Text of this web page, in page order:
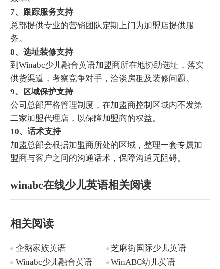
7、跟踪服务支持
总部提供专业的营销团队定期上门为加盟店提供服
务。
8、选址装修支持
到Winabc少儿融合英语加盟商所在地协助选址，落实
供货渠道，考察竞争对手，洽谈房租及装修问题。
9、区域保护支持
公司总部严格管理制度，在加盟商控制区域内不发第
二家加盟代理店，以保障加盟商的权益。
10、话术支持
加盟总部会根据加盟商所处的区域，整理一套专属加
盟商与客户之间的沟通话术，保障沟通无阻碍。
winabc在线少儿英语相关阅读
相关阅读
企鹅家族英语
芝麻街国际少儿英语
Winabc少儿融合英语
WinABC幼儿英语